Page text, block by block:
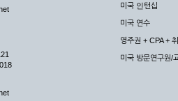
를 이용할 수 있도록 하고 계속적, 안정적
누설, 배포하여서는 안됩니다. 다만, 관계
미국 인턴십
미국 연수
영주권 + CPA +
미국 방문연구원/